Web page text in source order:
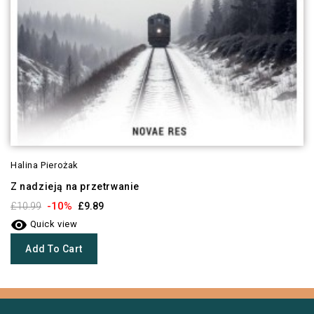
Halina Pierożak
Z nadzieją na przetrwanie
£10.99 -10% £9.89
 Quick view
Add To Cart